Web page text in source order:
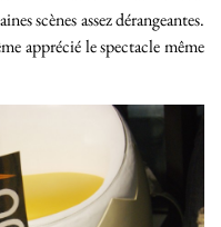
scènes assez dérangeantes.
apprécié le spectacle même